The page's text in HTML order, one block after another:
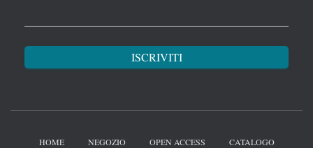
HOME NEGOZIO OPEN ACCESS CATALOGO